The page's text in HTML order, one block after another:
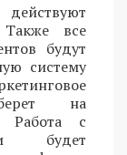
Также все
будут
систему
на
Работа с
будет